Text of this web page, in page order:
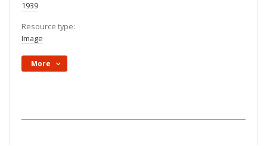
1939
Resource type:
Image
More